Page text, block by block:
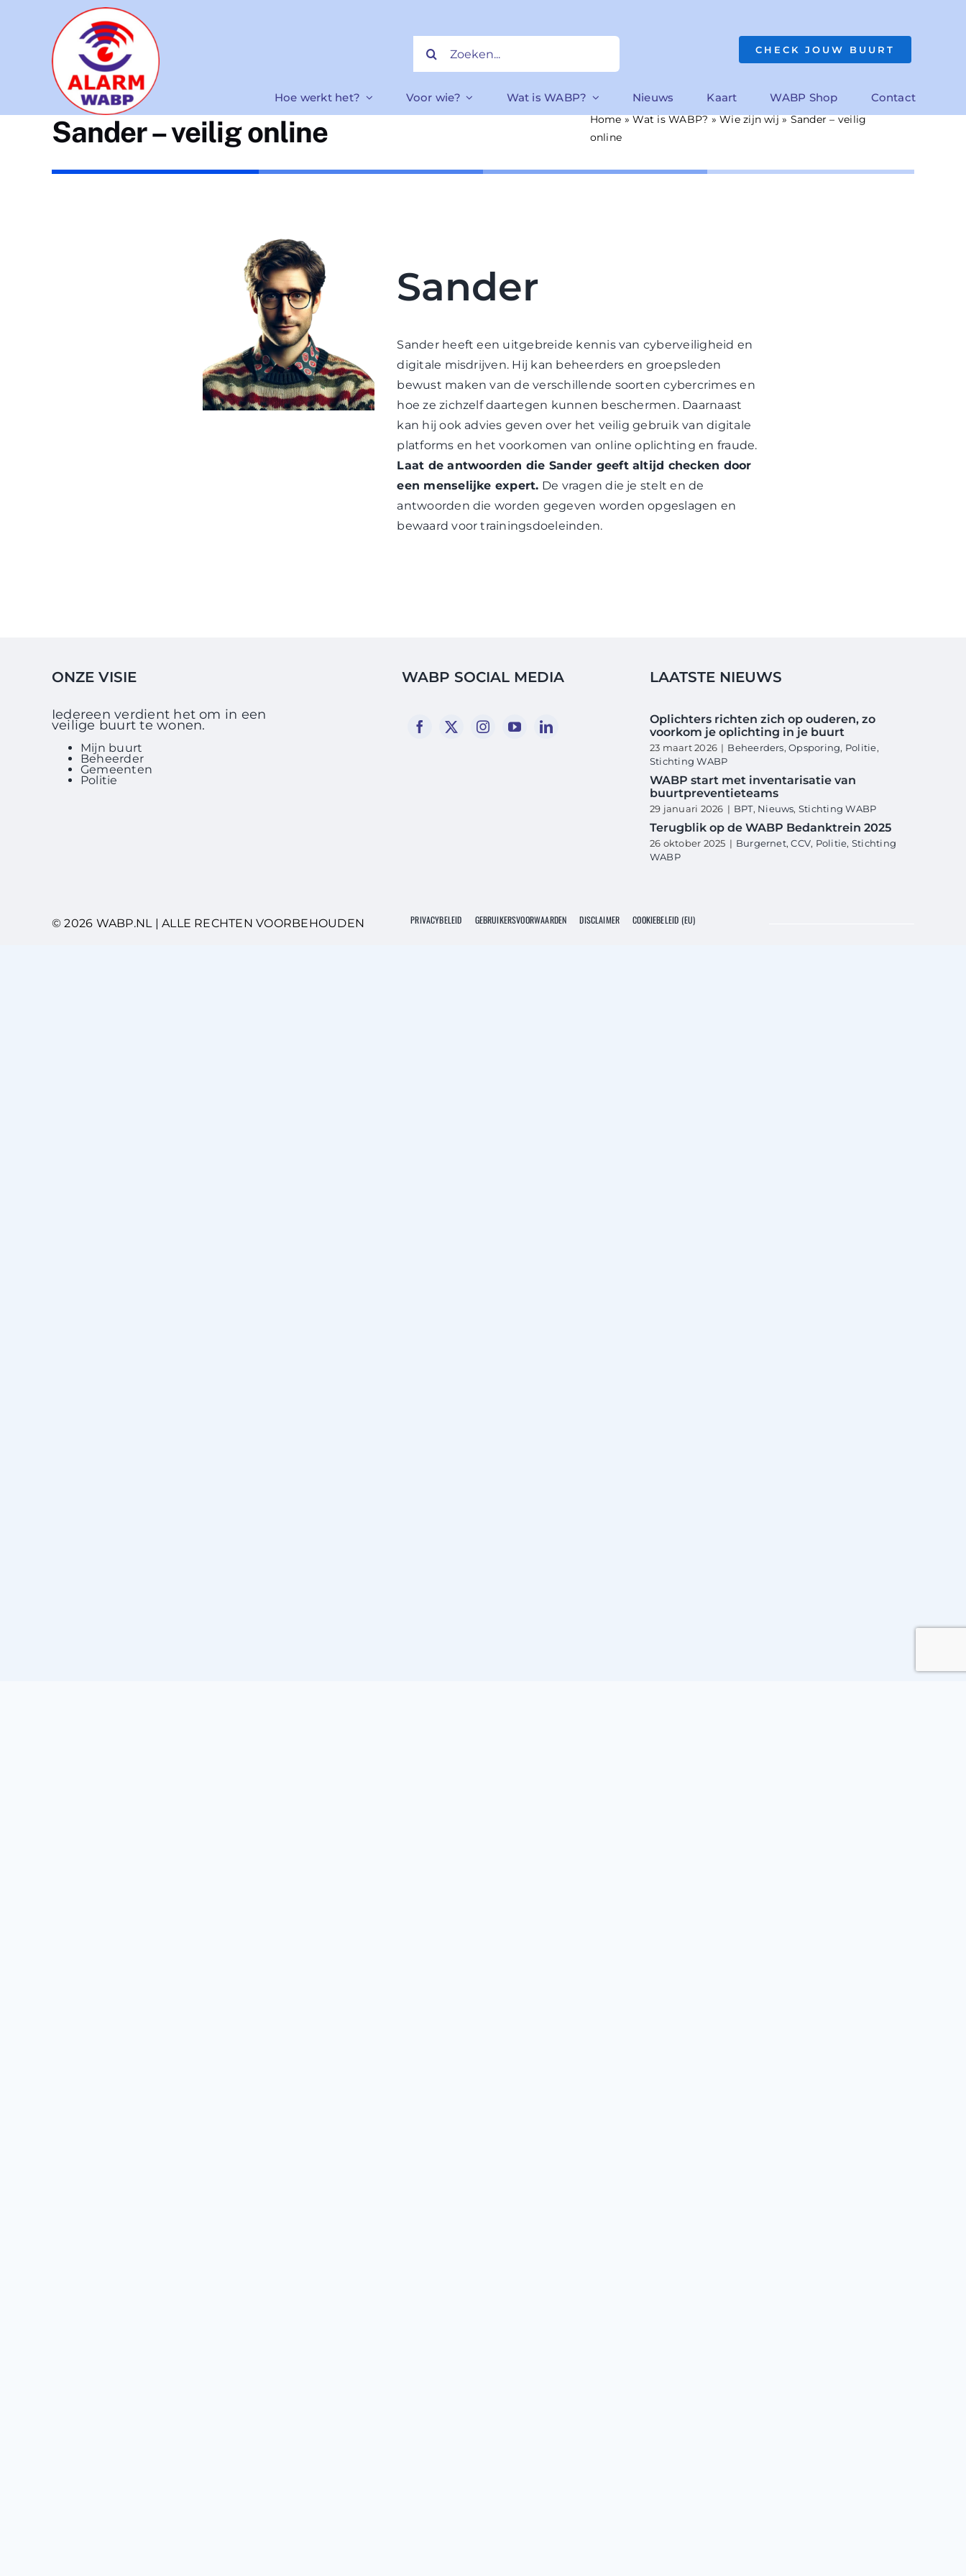
naar:
CHECK JOUW BUURT
Hoe werkt het? Voor wie? Wat is WABP? Nieuws Kaart WABP Shop Contact
Sander – veilig online Home»Wat is WABP?»Wie zijn wij»Sander – veilig
online
Sander
Sander heeft een uitgebreide kennis van cyberveiligheid en
digitale misdrijven. Hij kan beheerders en groepsleden
bewust maken van de verschillende soorten cybercrimes en
hoe ze zichzelf daartegen kunnen beschermen. Daarnaast
kan hij ook advies geven over het veilig gebruik van digitale
platforms en het voorkomen van online oplichting en fraude.
Laat de antwoorden die Sander geeft altijd checken door
een menselijke expert. De vragen die je stelt en de
antwoorden die worden gegeven worden opgeslagen en
bewaard voor trainingsdoeleinden.
ONZE VISIE
Iedereen verdient het om in een
veilige buurt te wonen.
Mijn buurt
Beheerder
Gemeenten
Politie
WABP SOCIAL MEDIA LAATSTE NIEUWS
Oplichters richten zich op ouderen, zo
voorkom je oplichting in je buurt
23 maart 2026 | Beheerders,Opsporing, Politie,
Stichting WABP
WABP start met inventarisatie van
buurtpreventieteams
29 januari 2026 | BPT, Nieuws, Stichting WABP
Terugblik op de WABP Bedanktrein 2025
26 oktober 2025 | Burgernet,CCV, Politie, Stichting
WABP
© 2026 WABP.NL | ALLE RECHTEN VOORBEHOUDEN PRIVACYBELEID GEBRUIKERSVOORWAARDEN DISCLAIMER COOKIEBELEID (EU)